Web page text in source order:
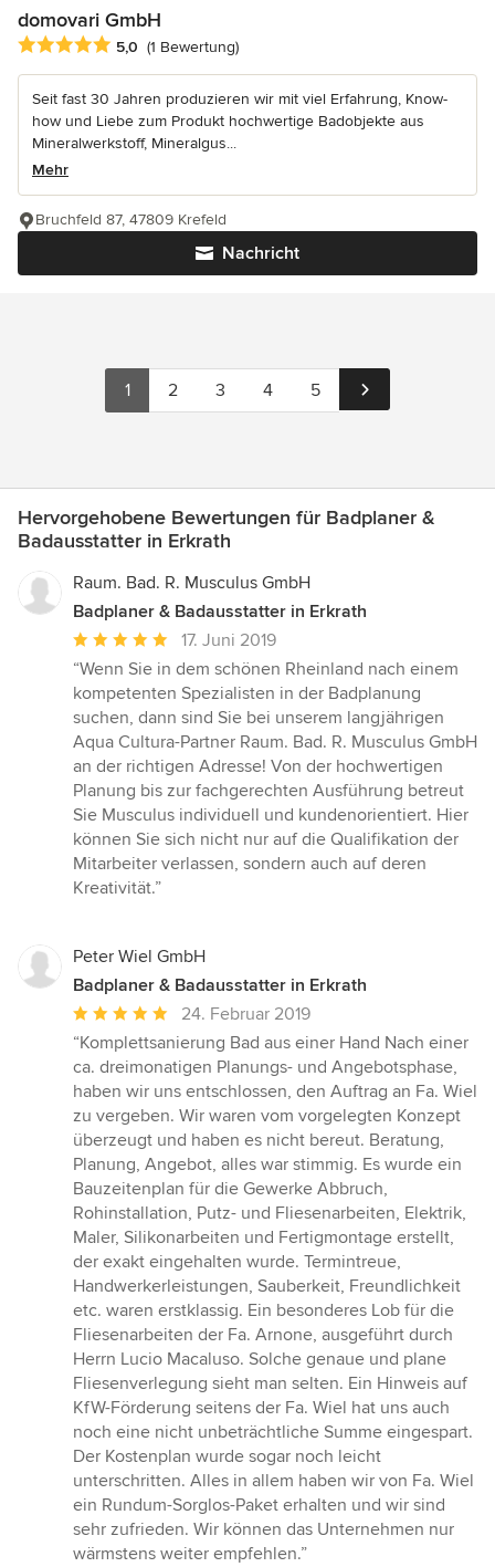
domovari GmbH
Durchschnittliche Bewertung: 5 von 5 Sternen
5,0 (1 Bewertung)
Seit fast 30 Jahren produzieren wir mit viel Erfahrung, Know-
how und Liebe zum Produkt hochwertige Badobjekte aus
Mineralwerkstoff, Mineralgus...
Mehr
Nachricht
Bruchfeld 87, 47809 Krefeld
1 2 3 4 5
Hervorgehobene Bewertungen für Badplaner &
Badausstatter in Erkrath
Raum. Bad. R. Musculus GmbH
Badplaner & Badausstatter in Erkrath
Durchschnittliche
Bewertung:
5
von
5
Sternen
17. Juni 2019
“Wenn Sie in dem schönen Rheinland nach einem
kompetenten Spezialisten in der Badplanung
suchen, dann sind Sie bei unserem langjährigen
Aqua Cultura-Partner Raum. Bad. R. Musculus GmbH
an der richtigen Adresse! Von der hochwertigen
Planung bis zur fachgerechten Ausführung betreut
Sie Musculus individuell und kundenorientiert. Hier
können Sie sich nicht nur auf die Qualifikation der
Mitarbeiter verlassen, sondern auch auf deren
Kreativität.”
Peter Wiel GmbH
Badplaner & Badausstatter in Erkrath
Durchschnittliche
Bewertung:
5
von
5
Sternen
24. Februar 2019
“Komplettsanierung Bad aus einer Hand Nach einer
ca. dreimonatigen Planungs- und Angebotsphase,
haben wir uns entschlossen, den Auftrag an Fa. Wiel
zu vergeben. Wir waren vom vorgelegten Konzept
überzeugt und haben es nicht bereut. Beratung,
Planung, Angebot, alles war stimmig. Es wurde ein
Bauzeitenplan für die Gewerke Abbruch,
Rohinstallation, Putz- und Fliesenarbeiten, Elektrik,
Maler, Silikonarbeiten und Fertigmontage erstellt,
der exakt eingehalten wurde. Termintreue,
Handwerkerleistungen, Sauberkeit, Freundlichkeit
etc. waren erstklassig. Ein besonderes Lob für die
Fliesenarbeiten der Fa. Arnone, ausgeführt durch
Herrn Lucio Macaluso. Solche genaue und plane
Fliesenverlegung sieht man selten. Ein Hinweis auf
KfW-Förderung seitens der Fa. Wiel hat uns auch
noch eine nicht unbeträchtliche Summe eingespart.
Der Kostenplan wurde sogar noch leicht
unterschritten. Alles in allem haben wir von Fa. Wiel
ein Rundum-Sorglos-Paket erhalten und wir sind
sehr zufrieden. Wir können das Unternehmen nur
wärmstens weiter empfehlen.”